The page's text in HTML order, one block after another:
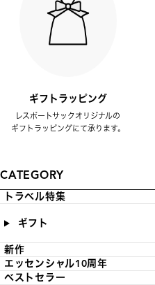
ギフトラッピング
レスポートサックオリジナルの
ギフトラッピングにて承ります。
CATEGORY
トラベル特集
ギフト
新作
エッセンシャル10周年
ベストセラー